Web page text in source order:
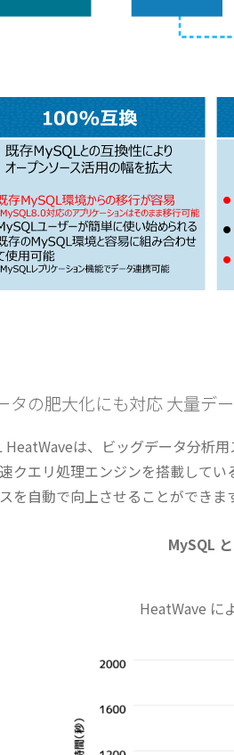
タの肥大化にも対応 大量デ
HeatWaveは、ビッグデータ分析
クエリ処理エンジンを搭載して
を自動で向上させることができま
MySQL
HeatWave に